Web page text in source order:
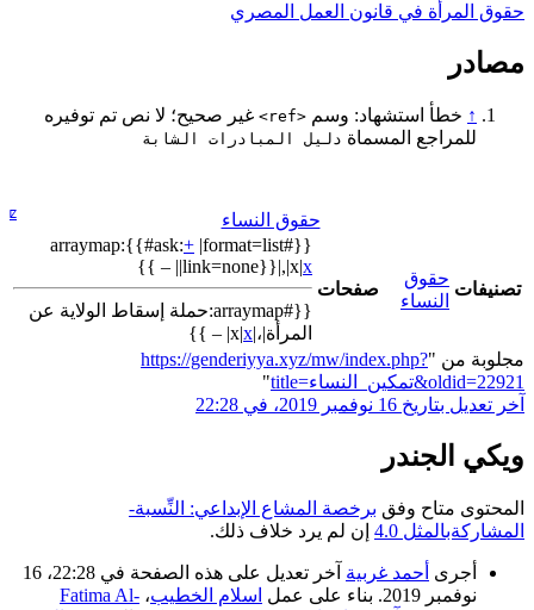
حقوق المرأة في قانون العمل المصري
مصادر
↑ خطأ استشهاد: وسم <ref>
غير صحيح؛ لا نص تم توفيره
للمراجع المسماة دليل المبادرات الشابة
حقوق النساء ⵇ
تصنيفات
حقوق
النساء
صفحات
{{#arraymap:{{#ask:
+ |format=list
|link=none}}|,|x|x
| – }}
{{#arraymap:حملة إسقاط الولاية عن
المرأة|،|x|x
| – }}
مجلوبة من "https://genderiyya.xyz/mw/index.php?
title=تمكين_النساء&oldid=22921
"
آخر تعديل بتاريخ 16 نوفمبر 2019، في 22:28
ويكي الجندر
المحتوى متاح وفق برخصة المشاع الإبداعي: النِّسبة-
المشاركةبالمثل 4.0
إن لم يرد خلاف ذلك.
أجرى أحمد غربية
آخر تعديل على هذه الصفحة في 22:28، 16
نوفمبر 2019. بناء على عمل
اسلام الخطيب، Fatima Al-